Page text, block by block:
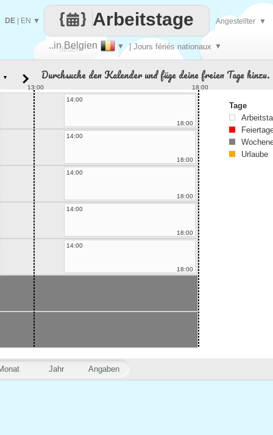
Jeden
..in Belgien ▼ | Jours fériés nationaux ▼
Arbeitstage
DE EN ▼ Angestellter ▼
Jahr Angaben
▼ Durchsuche den Kalender und füge deine freien Tage hinzu.
13:00
18:00
14:00
18:00
14:00
18:00
14:00
18:00
14:00
18:00
14:00
18:00
Tage
Urlaube